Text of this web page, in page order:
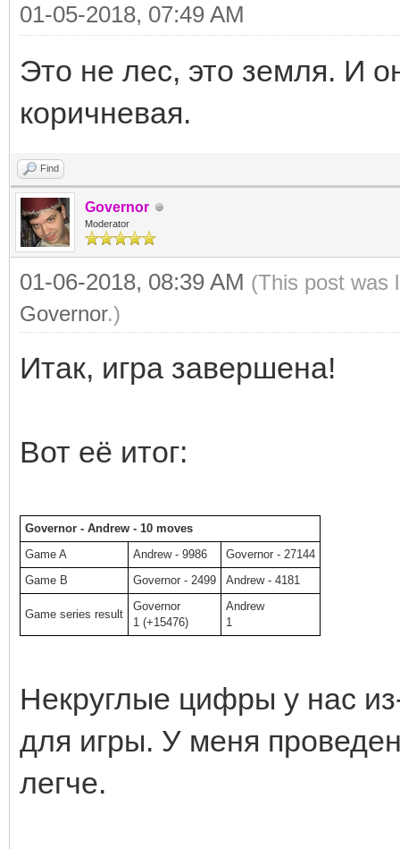
01-05-2018, 07:49 AM
Это не лес, это земля. И
коричневая.
Find
Governor
Moderator
01-06-2018, 08:39 AM (This post was
Governor.)
Итак, игра завершена!
Вот её итог:
Governor - Andrew - 10 moves
Game A
Andrew - 9986
Governor - 27144
Game B
Governor - 2499 Andrew - 4181
Game series result
Governor
1 (+15476)
Andrew
1
Некруглые цифры у нас
для игры. У меня
легче.